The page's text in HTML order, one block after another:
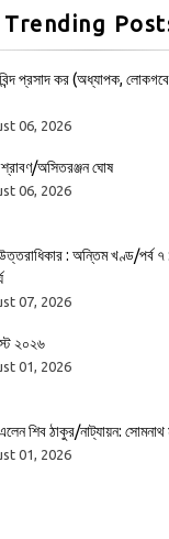
Trending
প্রসাদ কর (অধ্যাপক,
06, 2026
শ্রাবণ/অসিতরঞ্জন ঘোষ
06, 2026
উত্তরাধিকার : অন্তিম খণ্ড/পর্ব
07, 2026
২০২৬
01, 2026
শিব ঠাকুর/নাট্যায়ন:
01, 2026